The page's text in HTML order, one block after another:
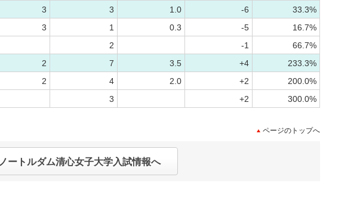
3 3 1.0 -6
33.3%
3 1 0.3 -5
16.7%
2 -1
66.7%
2 7 3.5 +4
233.3%
2 4 2.0 +2
200.0%
3 +2 300.0%
ページのトップへ
ノートルダム清心女子大学入試情報へ